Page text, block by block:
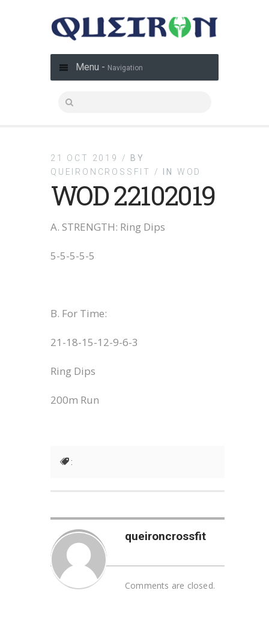
Menu - Navigation
21 OCT 2019 /
BY
QUEIRONCROSSFIT /
IN WOD
WOD 22102019
A. STRENGTH: Ring Dips
5-5-5-5-5
B. For Time:
21-18-15-12-9-6-3
Ring Dips
200m Run
:
queironcrossfit
Comments are closed.